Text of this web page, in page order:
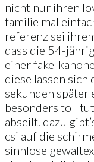
nicht nur ihren
familie mal
referenz sei
dass die 54-
einer fake-
diese lassen
sekunden später
besonders toll
abseilt. dazu
csi auf die
sinnlose